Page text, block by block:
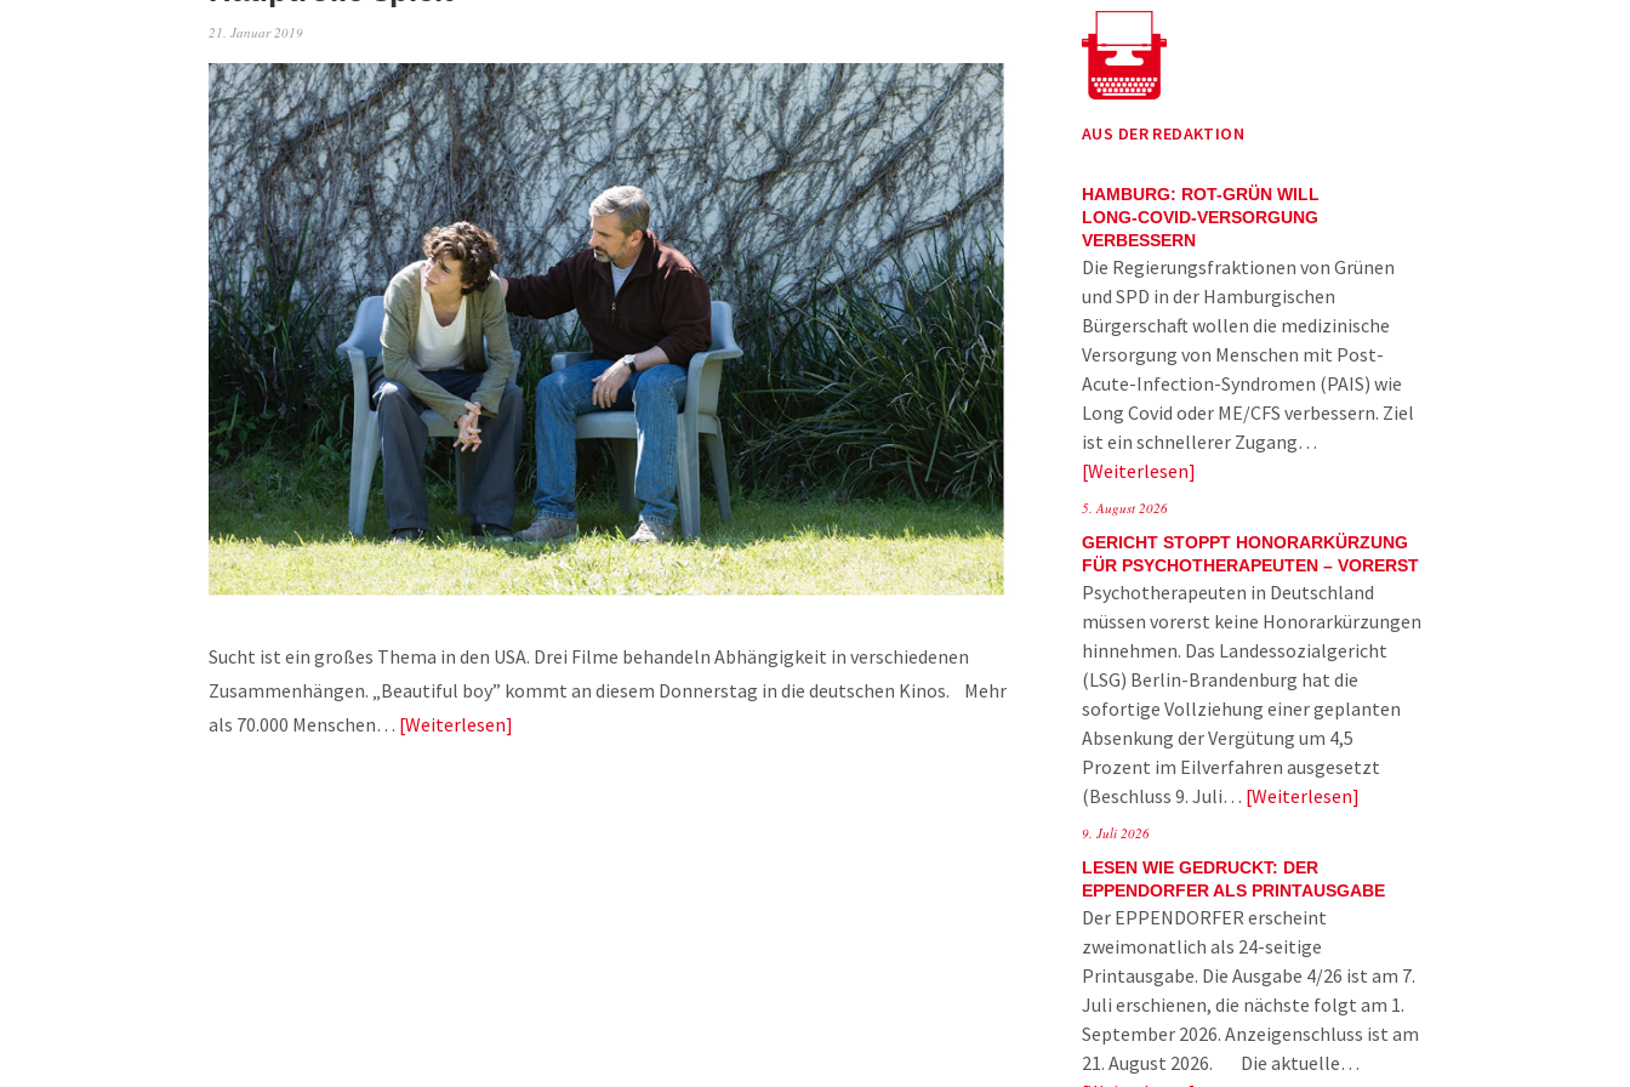
21. Januar 2019
Sucht ist ein großes Thema in den USA. Drei Filme behandeln Abhängigkeit in verschiedenen
Zusammenhängen. „Beautiful boy” kommt an diesem Donnerstag in die deutschen Kinos. Mehr
als 70.000 Menschen… Weiterlesen
AUS DER REDAKTION
HAMBURG: ROT-GRÜN WILL
LONG-COVID-VERSORGUNG
VERBESSERN
Die Regierungsfraktionen von Grünen
und SPD in der Hamburgischen
Bürgerschaft wollen die medizinische
Versorgung von Menschen mit Post-
Acute-Infection-Syndromen (PAIS) wie
Long Covid oder ME/CFS verbessern. Ziel
ist ein schnellerer Zugang…
Weiterlesen
5. August 2026
GERICHT STOPPT HONORARKÜRZUNG
FÜR PSYCHOTHERAPEUTEN – VORERST
Psychotherapeuten in Deutschland
müssen vorerst keine Honorarkürzungen
hinnehmen. Das Landessozialgericht
(LSG) Berlin-Brandenburg hat die
sofortige Vollziehung einer geplanten
Absenkung der Vergütung um 4,5
Prozent im Eilverfahren ausgesetzt
(Beschluss 9. Juli… Weiterlesen
9. Juli 2026
LESEN WIE GEDRUCKT: DER
EPPENDORFER ALS PRINTAUSGABE
Der EPPENDORFER erscheint
zweimonatlich als 24-seitige
Printausgabe. Die Ausgabe 4/26 ist am 7.
Juli erschienen, die nächste folgt am 1.
September 2026. Anzeigenschluss ist am
21. August 2026. Die aktuelle…